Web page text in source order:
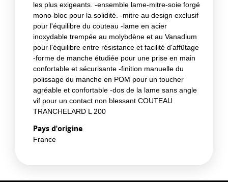
les plus exigeants. -ensemble lame-mitre-soie forgé
mono-bloc pour la solidité. -mitre au design exclusif
pour l'équilibre du couteau -lame en acier
inoxydable trempée au molybdène et au Vanadium
pour l'équilibre entre résistance et facilité d'affûtage
-forme de manche étudiée pour une prise en main
confortable et sécurisante -finition manuelle du
polissage du manche en POM pour un toucher
agréable et confortable -dos de la lame sans angle
vif pour un contact non blessant COUTEAU
TRANCHELARD L 200
Pays d'origine
France